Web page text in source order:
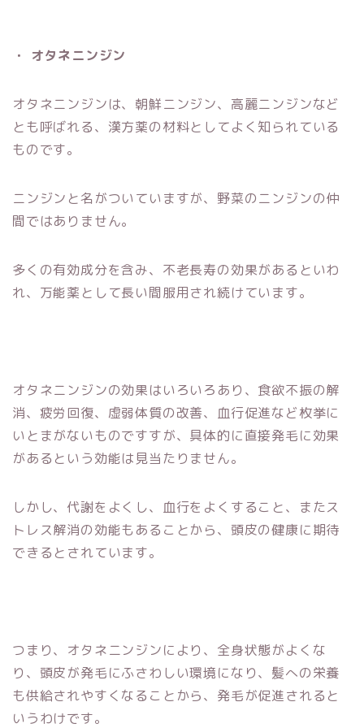
・ オタネニンジン
オタネニンジンは、朝鮮ニンジン、高麗ニンジンなど
とも呼ばれる、漢方薬の材料としてよく知られている
ものです。
ニンジンと名がついていますが、野菜のニンジンの仲
間ではありません。
多くの有効成分を含み、不老長寿の効果があるといわ
れ、万能薬として長い間服用され続けています。
オタネニンジンの効果はいろいろあり、食欲不振の解
消、疲労回復、虚弱体質の改善、血行促進など枚挙に
いとまがないものですすが、具体的に直接発毛に効果
があるという効能は見当たりません。
しかし、代謝をよくし、血行をよくすること、またス
トレス解消の効能もあることから、頭皮の健康に期待
できるとされています。
つまり、オタネニンジンにより、全身状態がよくな
り、頭皮が発毛にふさわしい環境になり、髪への栄養
も供給されやすくなることから、発毛が促進されると
いうわけです。